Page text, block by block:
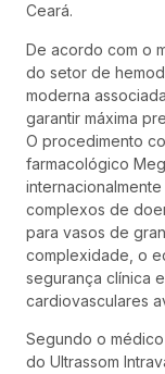
Ceará.
De acordo com o
do setor de
moderna
garantir máxima
O procedimento
farmacológico
complexos de
para vasos de
complexidade, o
segurança clínica
cardiovasculares
Segundo o
do Ultrassom